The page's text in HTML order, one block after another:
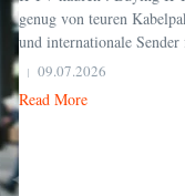
genug von teuren
und internationale
09.07.2026
Read More